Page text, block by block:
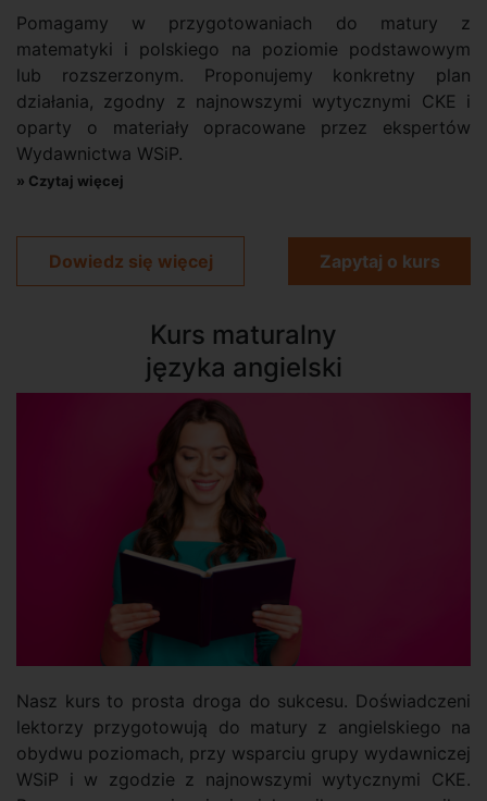
Pomagamy w przygotowaniach do matury z
matematyki i polskiego na poziomie podstawowym
lub rozszerzonym. Proponujemy konkretny plan
działania, zgodny z najnowszymi wytycznymi CKE i
oparty o materiały opracowane przez ekspertów
Wydawnictwa WSiP.
» Czytaj więcej
Dowiedz się więcej Zapytaj o kurs
Kurs maturalny
języka angielski
Nasz kurs to prosta droga do sukcesu. Doświadczeni
lektorzy przygotowują do matury z angielskiego na
obydwu poziomach, przy wsparciu grupy wydawniczej
WSiP i w zgodzie z najnowszymi wytycznymi CKE.